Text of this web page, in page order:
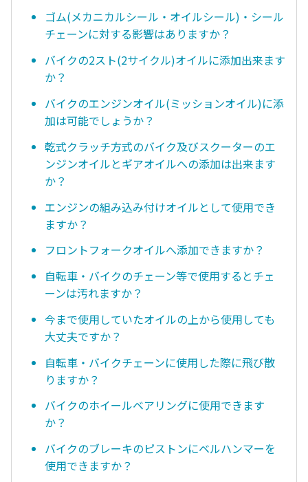
ゴム(メカニカルシール・オイルシール)・シール
チェーンに対する影響はありますか？
バイクの2スト(2サイクル)オイルに添加出来ます
か？
バイクのエンジンオイル(ミッションオイル)に添
加は可能でしょうか？
乾式クラッチ方式のバイク及びスクーターのエ
ンジンオイルとギアオイルへの添加は出来ます
か？
エンジンの組み込み付けオイルとして使用でき
ますか？
フロントフォークオイルへ添加できますか？
自転車・バイクのチェーン等で使用するとチェ
ーンは汚れますか？
今まで使用していたオイルの上から使用しても
大丈夫ですか？
自転車・バイクチェーンに使用した際に飛び散
りますか？
バイクのホイールベアリングに使用できます
か？
バイクのブレーキのピストンにベルハンマーを
使用できますか？